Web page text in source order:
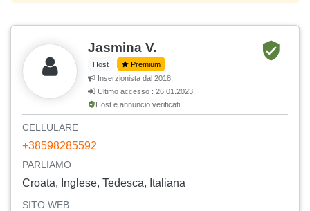
Jasmina V.
Host
Premium
Inserzionista dal 2018.
Ultimo accesso : 26.01.2023.
Host e annuncio verificati
CELLULARE
+38598285592
PARLIAMO
Croata, Inglese, Tedesca, Italiana
SITO WEB